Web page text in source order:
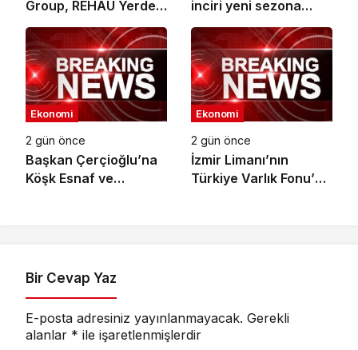
Group, REHAU Yerden
Isıtma Sistemleri’nin
Türkiye’deki tek yetkili
distribütörü oldu
inciri yeni sezona
başladı
Ekonomi
2 gün önce
Başkan Çerçioğlu’na
Köşk Esnaf ve
Ekonomi
2 gün önce
İzmir Limanı’nın
Türkiye Varlık Fonu’na
Bir Cevap Yaz
E-posta adresiniz yayınlanmayacak. Gerekli
alanlar * ile işaretlenmişlerdir